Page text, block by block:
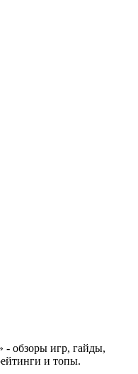
- обзоры игр, гайды,
и топы.